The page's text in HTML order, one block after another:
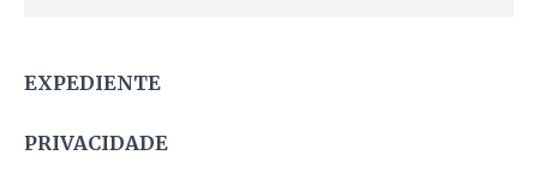
EXPEDIENTE
PRIVACIDADE